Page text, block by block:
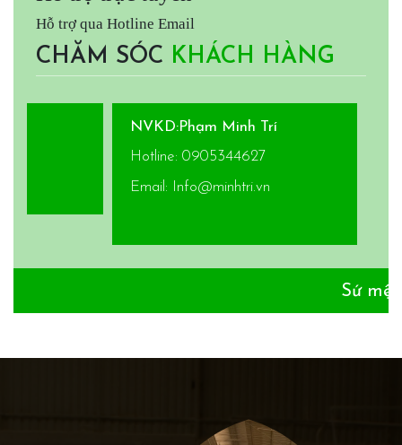
Hỗ trợ qua Hotline Email
CHĂM SÓC KHÁCH HÀNG
NVKD:Phạm Minh Trí
Hotline: 0905344627
Email: Info@minhtri.vn
Sứ mệnh của